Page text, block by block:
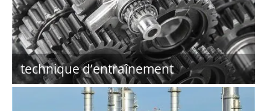
technique d’entraînement